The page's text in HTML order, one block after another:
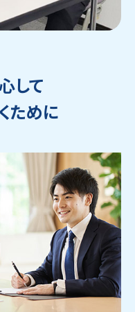
フリーダイヤル
0120-1212-25
して
ために